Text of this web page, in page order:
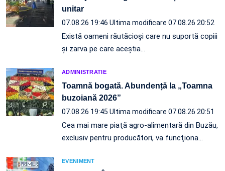
unitar
07.08.26 19:46 Ultima modificare 07.08.26 20:52
Există oameni răutăcioși care nu suportă copiii
și zarva pe care aceștia…
ADMINISTRATIE
Toamnă bogată. Abundență la „Toamna
buzoiană 2026”
07.08.26 19:45 Ultima modificare 07.08.26 20:51
Cea mai mare piaţă agro-alimentară din Buzău,
exclusiv pentru producători, va funcţiona…
EVENIMENT